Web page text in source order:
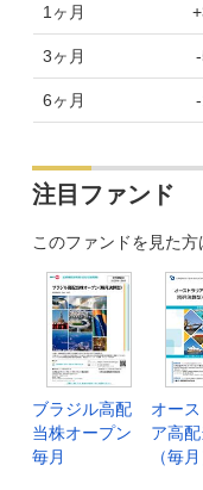
1ヶ月
3ヶ月
6ヶ月
注目ファンド
このファンドを見た
ブラジル高配
当株オープン
毎月
オー
ア高
（毎月